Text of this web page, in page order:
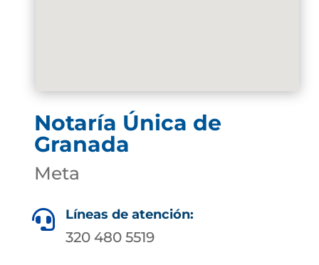
Notaría Única de
Granada
Meta
 Líneas de atención:
320 480 5519